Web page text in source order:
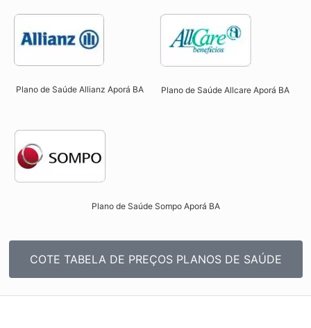
Plano de Saúde Allianz Aporá BA​ Plano de Saúde Allcare Aporá BA​
Plano de Saúde Sompo Aporá BA​
COTE TABELA DE PREÇOS PLANOS DE SAÚDE